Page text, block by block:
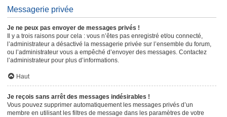
Messagerie privée
Je ne peux pas envoyer de messages privés !
Il y a trois raisons pour cela : vous n’êtes pas enregistré et/ou connecté,
l’administrateur a désactivé la messagerie privée sur l’ensemble du forum,
ou l’administrateur vous a empêché d’envoyer des messages. Contactez
l’administrateur pour plus d’informations.
Haut
Je reçois sans arrêt des messages indésirables !
Vous pouvez supprimer automatiquement les messages privés d’un
membre en utilisant les filtres de message dans les paramètres de votre